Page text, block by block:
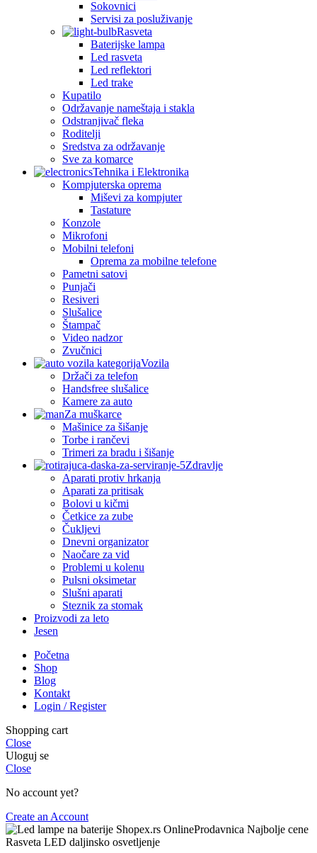
Sokovnici
Servisi za posluživanje
Rasveta
Baterijske lampa
Led rasveta
Led reflektori
Led trake
Kupatilo
Održavanje nameštaja i stakla
Odstranjivač fleka
Roditelji
Sredstva za održavanje
Sve za komarce
Tehnika i Elektronika
Kompjuterska oprema
Miševi za kompjuter
Tastature
Konzole
Mikrofoni
Mobilni telefoni
Oprema za mobilne telefone
Pametni satovi
Punjači
Resiveri
Slušalice
Štampač
Video nadzor
Zvučnici
Vozila
Držači za telefon
Handsfree slušalice
Kamere za auto
Za muškarce
Mašinice za šišanje
Torbe i rančevi
Trimeri za bradu i šišanje
Zdravlje
Aparati protiv hrkanja
Aparati za pritisak
Bolovi u kičmi
Četkice za zube
Čukljevi
Dnevni organizator
Naočare za vid
Problemi u kolenu
Pulsni oksimetar
Slušni aparati
Steznik za stomak
Proizvodi za leto
Jesen
Početna
Shop
Blog
Kontakt
Login / Register
Shopping cart
Close
Uloguj se
Close
No account yet?
Create an Account